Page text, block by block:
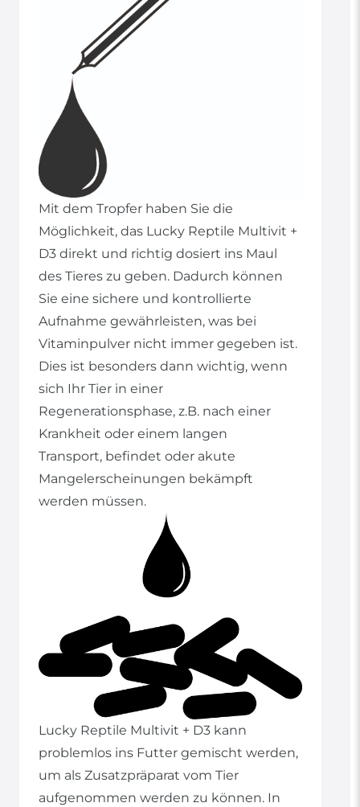
Mit dem Tropfer haben Sie die
Möglichkeit, das Lucky Reptile Multivit +
D3 direkt und richtig dosiert ins Maul
des Tieres zu geben. Dadurch können
Sie eine sichere und kontrollierte
Aufnahme gewährleisten, was bei
Vitaminpulver nicht immer gegeben ist.
Dies ist besonders dann wichtig, wenn
sich Ihr Tier in einer
Regenerationsphase, z.B. nach einer
Krankheit oder einem langen
Transport, befindet oder akute
Mangelerscheinungen bekämpft
werden müssen.
Lucky Reptile Multivit + D3 kann
problemlos ins Futter gemischt werden,
um als Zusatzpräparat vom Tier
aufgenommen werden zu können. In